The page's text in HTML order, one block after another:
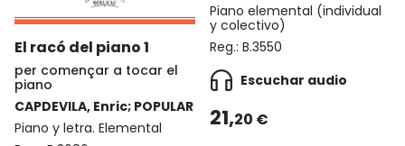
El racó del piano 1
per començar a tocar el
piano
CAPDEVILA, Enric; POPULAR
Piano y letra. Elemental
Piano elemental (individual
y colectivo)
Reg.: B.3550
Escuchar audio
21,20 €